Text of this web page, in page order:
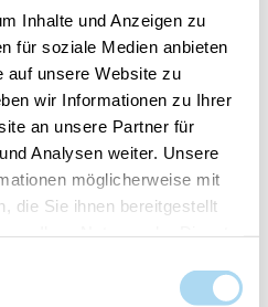
Inhalte und Anzeigen zu
für soziale Medien anbieten
auf unsere Website zu
wir Informationen zu Ihrer
an unsere Partner für
Analysen weiter. Unsere
möglicherweise mit
die Sie ihnen bereitgestellt
ACHETÉ CET
ÉGALEMENT
: